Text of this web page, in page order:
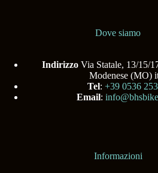
Dove siamo
Indirizzo Via Statale, 13/15/
Modenese (MO)
Tel:+39 0536
Email:
Informazioni